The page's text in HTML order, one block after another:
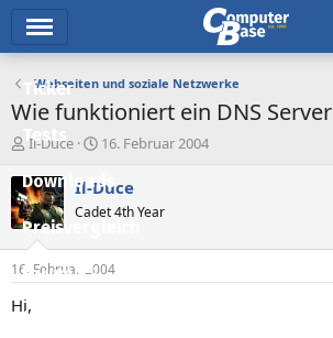
Ticker
Tests
Downloads
Preisvergleich
Forum
Aktuelles
Webseiten und soziale Netzwerke
Wie funktioniert ein DNS Server
E
s
t
e
e
Il-Duce
E
s
e
l
t
16. Februar 2004
Il-Duce
Cadet 4th Year
16. Februar 2004
Hi,